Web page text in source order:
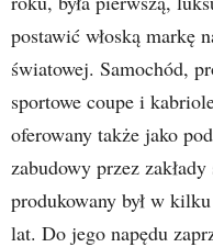
postawić włoską markę
światowej. Samochód,
sportowe coupe i
oferowany także jako
zabudowy przez
produkowany był w
lat. Do jego napędu